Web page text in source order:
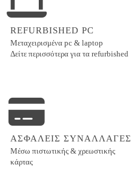
REFURBISHED PC
Μεταχειρισμένα pc & laptop
Δείτε περισσότερα για τα refurbished
ΑΣΦΑΛΕΙΣ ΣΥΝΑΛΛΑΓΕΣ
Μέσω πιστωτικής & χρεωστικής
κάρτας